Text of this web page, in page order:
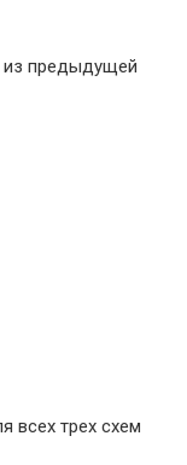
из предыдущей
всех трех схем